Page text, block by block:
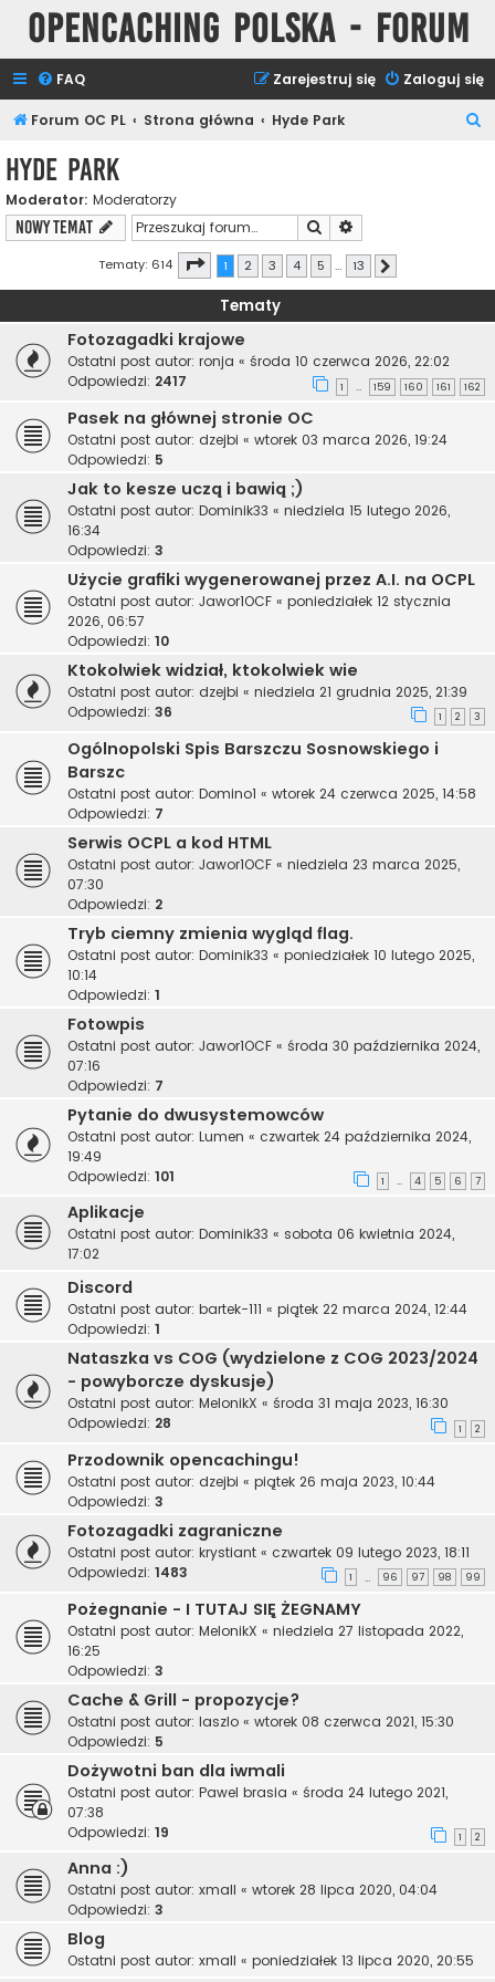
Opencaching Polska - Forum
FAQ Zaloguj się
Zarejestruj się
Forum OC PL Strona główna Hyde Park
Hyde Park
Moderator: Moderatorzy
NOWY TEMAT Szukaj
Tematy: 614 Strona1 13
1 2 3 4 5 … 13
Tematy
Fotozagadki krajowe
Ostatni post autor: ronja « środa 10 czerwca 2026, 22:02
Odpowiedzi: 2417 1 … 159 160 161 162
Pasek na głównej stronie OC
Ostatni post autor: dzejbi « wtorek 03 marca 2026, 19:24
Odpowiedzi: 5
Jak to kesze uczą i bawią ;)
Ostatni post autor: Dominik33 « niedziela 15 lutego 2026,
16:34
Odpowiedzi: 3
Użycie grafiki wygenerowanej przez A.I. na OCPL
Ostatni post autor: Jawor1OCF « poniedziałek 12 stycznia
2026, 06:57
Odpowiedzi: 10
Ktokolwiek widział, ktokolwiek wie
Ostatni post autor: dzejbi « niedziela 21 grudnia 2025, 21:39
Odpowiedzi: 36 1 2 3
Ogólnopolski Spis Barszczu Sosnowskiego i
Barszc
Ostatni post autor: Domino1 « wtorek 24 czerwca 2025, 14:58
Odpowiedzi: 7
Serwis OCPL a kod HTML
Ostatni post autor: Jawor1OCF « niedziela 23 marca 2025,
07:30
Odpowiedzi: 2
Tryb ciemny zmienia wygląd flag.
Ostatni post autor: Dominik33 « poniedziałek 10 lutego 2025,
10:14
Odpowiedzi: 1
Fotowpis
Ostatni post autor: Jawor1OCF « środa 30 października 2024,
07:16
Odpowiedzi: 7
Pytanie do dwusystemowców
Ostatni post autor: Lumen « czwartek 24 października 2024,
19:49
Odpowiedzi: 101 1 … 4 5 6 7
Aplikacje
Ostatni post autor: Dominik33 « sobota 06 kwietnia 2024,
17:02
Discord
Ostatni post autor: bartek-111 « piątek 22 marca 2024, 12:44
Odpowiedzi: 1
Nataszka vs COG (wydzielone z COG 2023/2024
- powyborcze dyskusje)
Ostatni post autor: MelonikX « środa 31 maja 2023, 16:30
Odpowiedzi: 28 1 2
Przodownik opencachingu!
Ostatni post autor: dzejbi « piątek 26 maja 2023, 10:44
Odpowiedzi: 3
Fotozagadki zagraniczne
Ostatni post autor: krystiant « czwartek 09 lutego 2023, 18:11
Odpowiedzi: 1483 1 … 96 97 98 99
Pożegnanie - I TUTAJ SIĘ ŻEGNAMY
Ostatni post autor: MelonikX « niedziela 27 listopada 2022,
16:25
Odpowiedzi: 3
Cache & Grill - propozycje?
Ostatni post autor: laszlo « wtorek 08 czerwca 2021, 15:30
Odpowiedzi: 5
Dożywotni ban dla iwmali
Ostatni post autor: Pawel brasia « środa 24 lutego 2021,
07:38
Odpowiedzi: 19 1 2
Anna :)
Ostatni post autor: xmall « wtorek 28 lipca 2020, 04:04
Odpowiedzi: 3
Blog
Ostatni post autor: xmall « poniedziałek 13 lipca 2020, 20:55